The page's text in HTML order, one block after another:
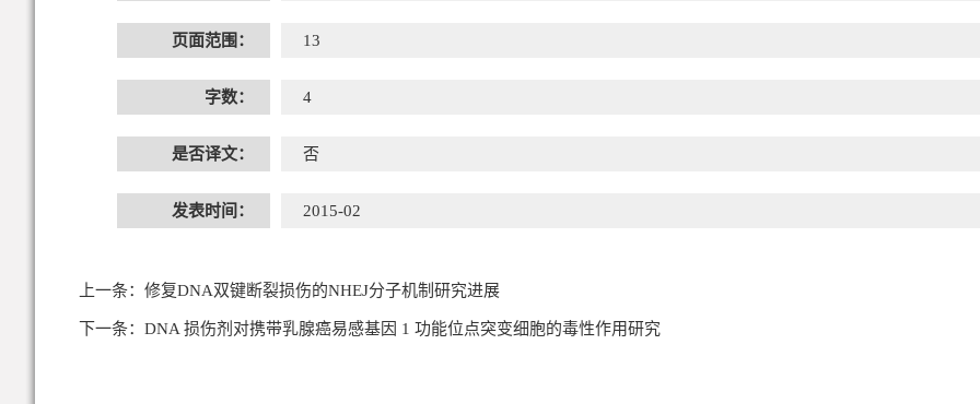
页面范围： 13
字数： 4
是否译文： 否
发表时间： 2015-02
上一条： 修复DNA双键断裂损伤的NHEJ分子机制研究进展
下一条： DNA 损伤剂对携带乳腺癌易感基因 1 功能位点突变细胞的毒性作用研究